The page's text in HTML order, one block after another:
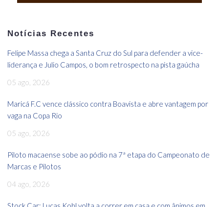
Notícias Recentes
Felipe Massa chega a Santa Cruz do Sul para defender a vice-
liderança e Julio Campos, o bom retrospecto na pista gaúcha
05 ago, 2026
Maricá F.C vence clássico contra Boavista e abre vantagem por
vaga na Copa Rio
05 ago, 2026
Piloto macaense sobe ao pódio na 7ª etapa do Campeonato de
Marcas e Pilotos
04 ago, 2026